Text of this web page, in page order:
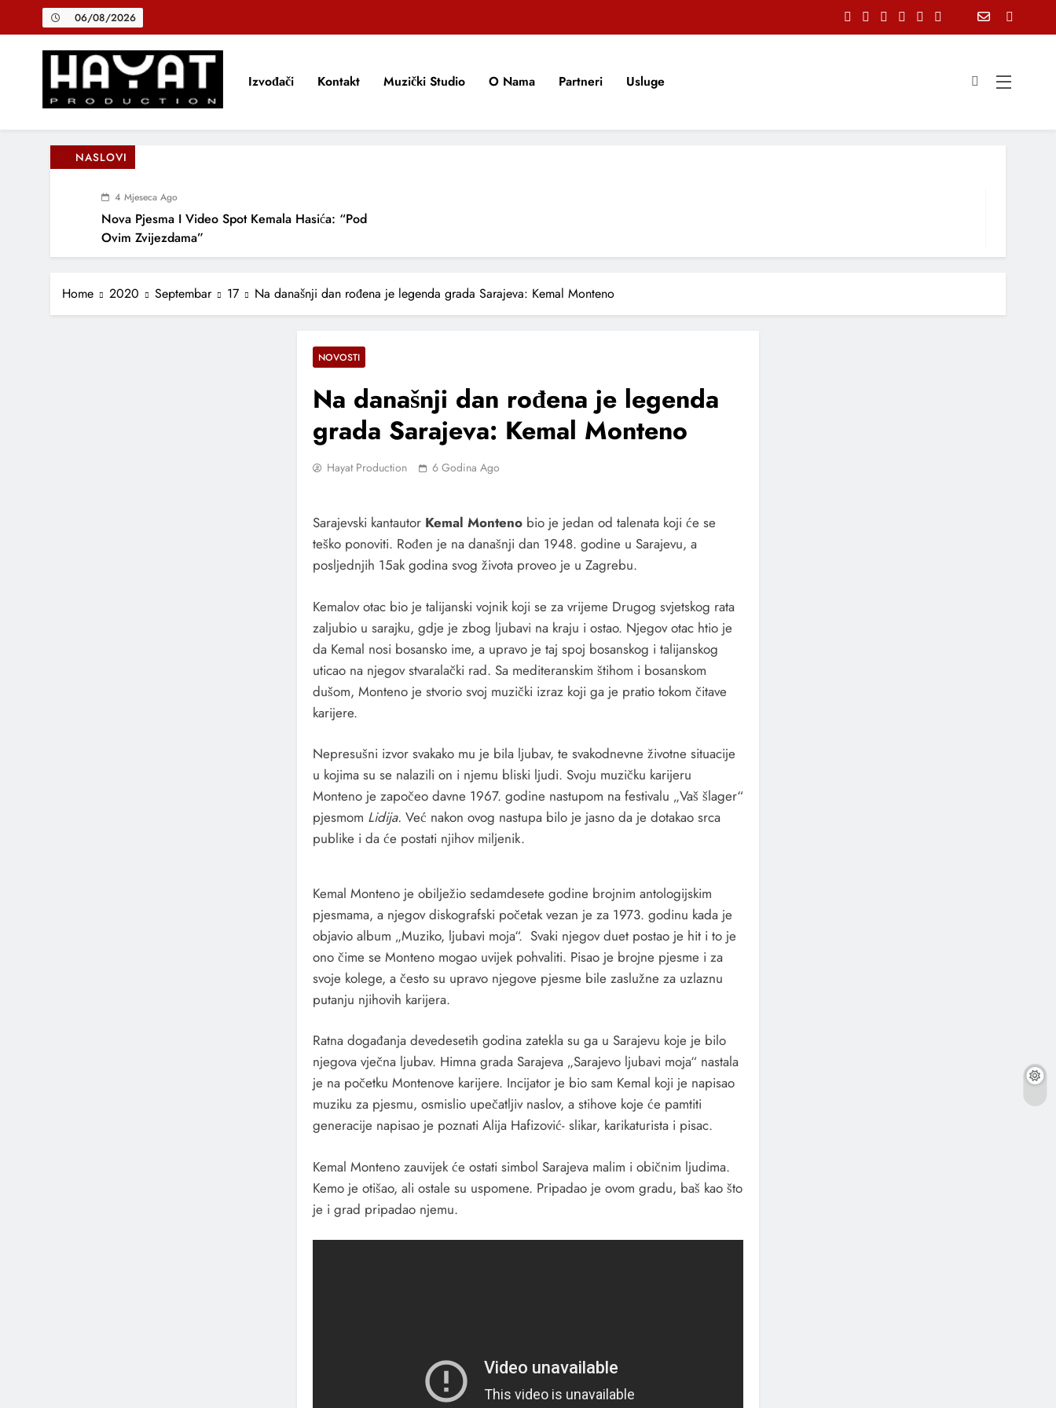
06/08/2026
Hayat Production
Promocija domaće muzike
Izvođači Kontakt Muzički Studio O Nama Partneri Usluge
NASLOVI
4 Mjeseca Ago
Nova Pjesma I Video Spot Kemala Hasića: “Pod
Ovim Zvijezdama”
10 Mjeseci Ago
DOBRU I ZLU” – SNAŽNA BALADA O VJERNOSTI,
LJUBAVI I VREMENU KOJE NAS MIJENJA
Adnan Jakupović Donosi Snažnu Emociju U Novoj
“Zemljo Mila” – Pjesma Koja Slavi Ljepotu I Snagu
Fazla, Nina Petković I Bh. Muzička Ekipa Iza
Nikola Rokvić 13. Marta 2027. Stiže U Skenderiju S
„Stakleni Grad“ Objavio Bendovski Spot Za Pjesmu
NIHAD ALIBEGOVIĆ PREDSTAVLJA NOVU PJESMU
Asim Brkan Nakon Operacije Srca Prvi Put
„Do Zvijezda“: Nova Ljubavna Priča Dine Džihića
Muriz Kurudžija: “Publika Me Vratila Pjesmama
Nedim Šestić Objavio Novu Pjesmu “Bosna I
Hercegovina” U Saradnji Sa Horom OŠ “Umihana
Grupa Retro Predstavila Novi Singl „Ti Znaš“
Dejana Hršum Predstavila Novi Singl „Zagrli Me“
Home 2020 Septembar 17 Na današnji dan rođena je legenda grada Sarajeva: Kemal Monteno
NOVOSTI
Na današnji dan rođena je legenda
grada Sarajeva: Kemal Monteno
Hayat Production 6 Godina Ago
Sarajevski kantautor Kemal Monteno bio je jedan od talenata koji će se
teško ponoviti. Rođen je na današnji dan 1948. godine u Sarajevu, a
posljednjih 15ak godina svog života proveo je u Zagrebu.
Kemalov otac bio je talijanski vojnik koji se za vrijeme Drugog svjetskog rata
zaljubio u sarajku, gdje je zbog ljubavi na kraju i ostao. Njegov otac htio je
da Kemal nosi bosansko ime, a upravo je taj spoj bosanskog i talijanskog
uticao na njegov stvaralački rad. Sa mediteranskim štihom i bosanskom
dušom, Monteno je stvorio svoj muzički izraz koji ga je pratio tokom čitave
karijere.
Nepresušni izvor svakako mu je bila ljubav, te svakodnevne životne situacije
u kojima su se nalazili on i njemu bliski ljudi. Svoju muzičku karijeru
Monteno je započeo davne 1967. godine nastupom na festivalu „Vaš šlager“
pjesmom Lidija. Već nakon ovog nastupa bilo je jasno da je dotakao srca
publike i da će postati njihov miljenik.
Kemal Monteno je obilježio sedamdesete godine brojnim antologijskim
pjesmama, a njegov diskografski početak vezan je za 1973. godinu kada je
objavio album „Muziko, ljubavi moja“. Svaki njegov duet postao je hit i to je
ono čime se Monteno mogao uvijek pohvaliti. Pisao je brojne pjesme i za
svoje kolege, a često su upravo njegove pjesme bile zaslužne za uzlaznu
putanju njihovih karijera.
Ratna događanja devedesetih godina zatekla su ga u Sarajevu koje je bilo
njegova vječna ljubav. Himna grada Sarajeva „Sarajevo ljubavi moja“ nastala
je na početku Montenove karijere. Incijator je bio sam Kemal koji je napisao
muziku za pjesmu, osmislio upečatljiv naslov, a stihove koje će pamtiti
generacije napisao je poznati Alija Hafizović- slikar, karikaturista i pisac.
Kemal Monteno zauvijek će ostati simbol Sarajeva malim i običnim ljudima.
Kemo je otišao, ali ostale su uspomene. Pripadao je ovom gradu, baš kao što
je i grad pripadao njemu.